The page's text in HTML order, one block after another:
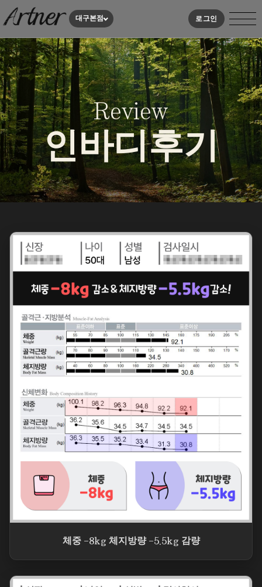
대구본점 로그인
Review
인바디후기
체중 -8kg 체지방량 -5.5kg 감량